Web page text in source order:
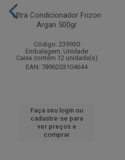
Ultra Condicionador Frizon
Argan 500gr
Código: 239930
Embalagem: Unidade
Caixa contém 12 unidade(s)
EAN: 7896203104644
Faça seu login ou
cadastre-se para
ver preços e
comprar